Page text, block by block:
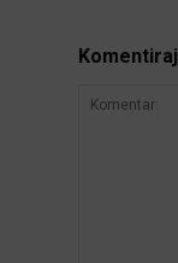
Komentiraj